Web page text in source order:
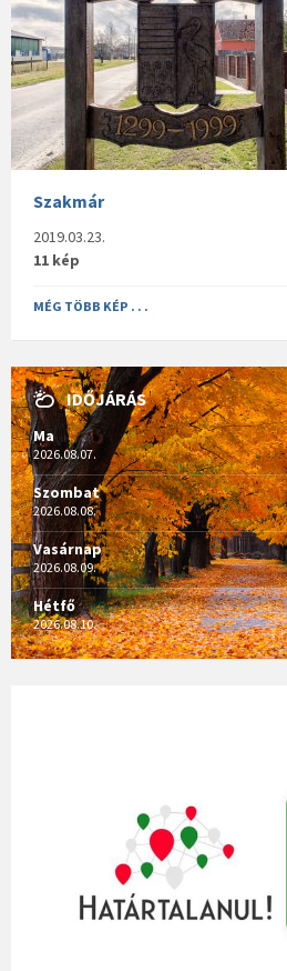
Szakmár
2019.03.23.
11 kép
MÉG TÖBB KÉP . . .
IDŐJÁRÁS
Ma
2026.08.07.
Szombat
2026.08.08.
Vasárnap
2026.08.09.
Hétfő
2026.08.10.